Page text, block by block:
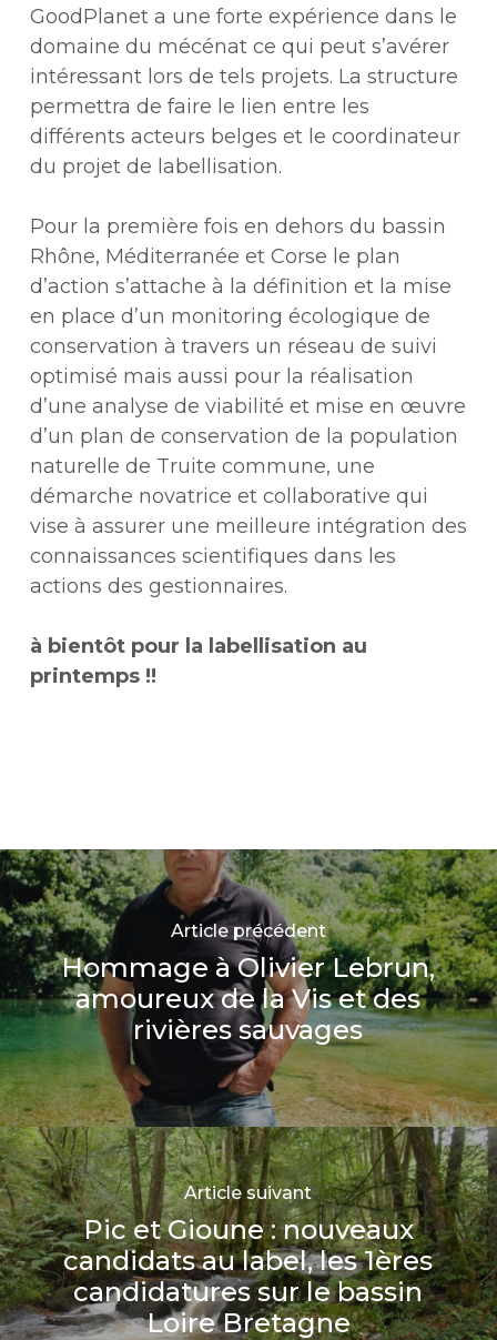
GoodPlanet a une forte expérience dans le
domaine du mécénat ce qui peut s’avérer
intéressant lors de tels projets. La structure
permettra de faire le lien entre les
différents acteurs belges et le coordinateur
du projet de labellisation.
Pour la première fois en dehors du bassin
Rhône, Méditerranée et Corse le plan
d’action s’attache à la définition et la mise
en place d’un monitoring écologique de
conservation à travers un réseau de suivi
optimisé mais aussi pour la réalisation
d’une analyse de viabilité et mise en œuvre
d’un plan de conservation de la population
naturelle de Truite commune, une
démarche novatrice et collaborative qui
vise à assurer une meilleure intégration des
connaissances scientifiques dans les
actions des gestionnaires.
à bientôt pour la labellisation au
printemps !!
Article précédent
Hommage à Olivier Lebrun,
amoureux de la Vis et des
rivières sauvages
Article suivant
Pic et Gioune : nouveaux
candidats au label, les 1ères
candidatures sur le bassin
Loire Bretagne